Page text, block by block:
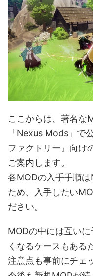
ここからは、著名な
「Nexus Mods」で
ファクトリー』向け
ご案内します。
各MODの入手手順
ため、入手したい
ださい。
MODの中には互い
くなるケースもある
注意点も事前にチェ